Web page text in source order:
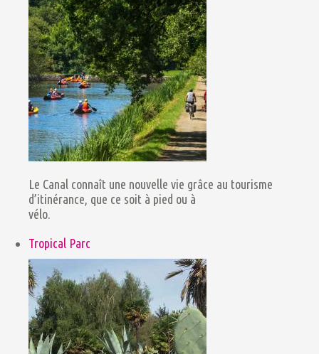
Le Canal connaît une nouvelle vie grâce au tourisme
d’itinérance, que ce soit à pied ou à
vélo.
Tropical Parc